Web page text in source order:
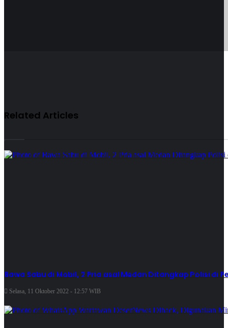
Related Articles
Bawa Sabu di Mobil, 2 Pria asal Medan Ditangkap Polisi di
Selasa, 11 Oktober 2022 - 12:57 WIB